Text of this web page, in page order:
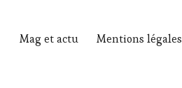
Mag et actu Mentions légales